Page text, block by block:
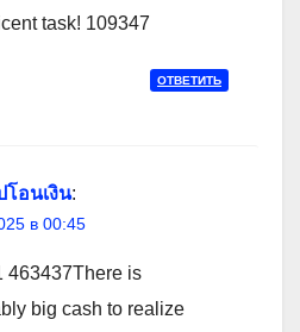
task! 109347
ОТВЕТИТЬ
โอนเงิน:
в 00:45
463437There is
big cash to realize